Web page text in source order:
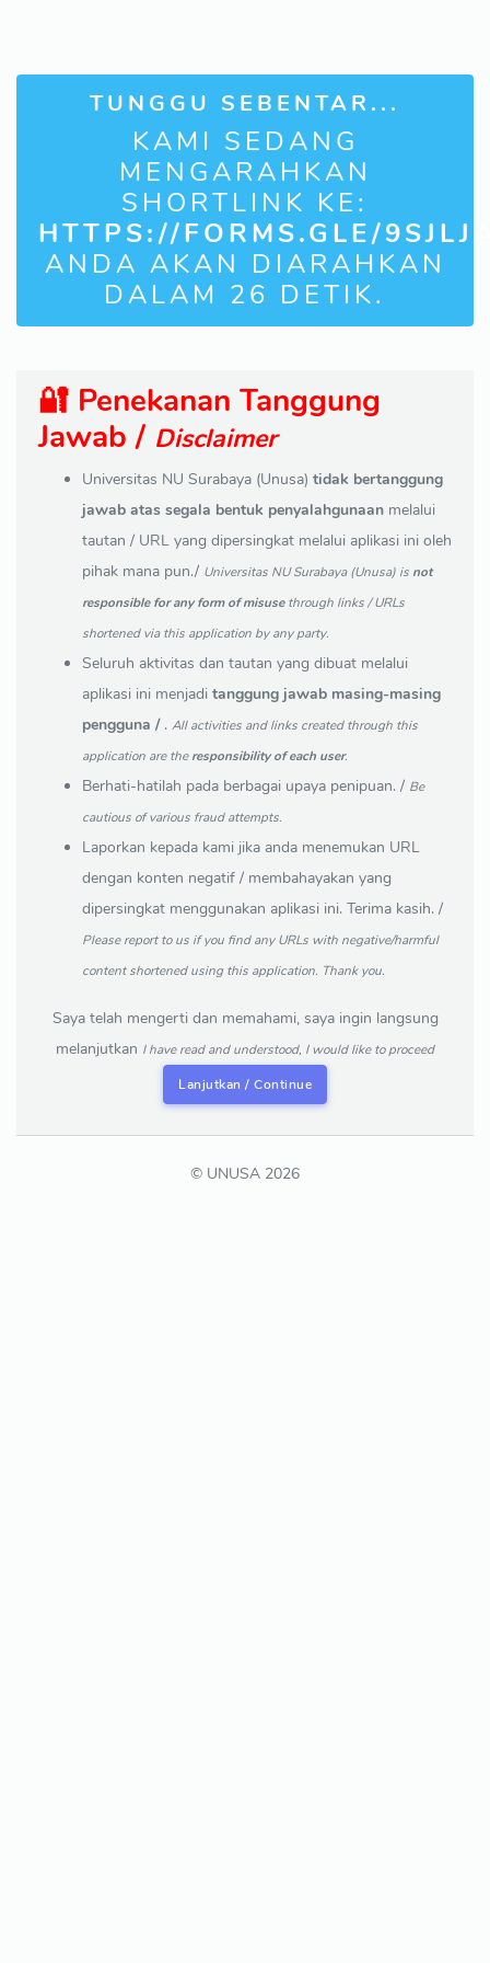
TUNGGU SEBENTAR...
KAMI SEDANG
MENGARAHKAN
SHORTLINK KE:
HTTPS://FORMS.GLE/
ANDA AKAN DIARAHKAN
DALAM 26 DETIK.
🔐 Penekanan Tanggung
Jawab / Disclaimer
Universitas NU Surabaya (Unusa) tidak bertanggung
jawab atas segala bentuk penyalahgunaan melalui
tautan / URL yang dipersingkat melalui aplikasi ini oleh
pihak mana pun./ Universitas NU Surabaya (Unusa) is not
responsible for any form of misusethrough links / URLs
shortened via this application by any party.
Seluruh aktivitas dan tautan yang dibuat melalui
aplikasi ini menjadi tanggung jawab masing-masing
pengguna / . All activities and links created through this
application are theresponsibility of each user.
Berhati-hatilah pada berbagai upaya penipuan. / Be
cautious of various fraud attempts.
Laporkan kepada kami jika anda menemukan URL
dengan konten negatif / membahayakan yang
dipersingkat menggunakan aplikasi ini. Terima kasih. /
Please report to us if you find any URLs with negative/harmful
content shortened using this application. Thank you.
Saya telah mengerti dan memahami, saya ingin langsung
melanjutkan I have read and understood, I would like to proceed
Lanjutkan / Continue
© UNUSA 2026